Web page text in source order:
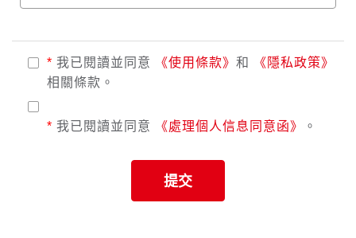
* 我已閱讀並同意 《使用條款》 和
《隱私政策》
相關條款。
* 我已閱讀並同意 《處理個人信息同意函》 。
提交